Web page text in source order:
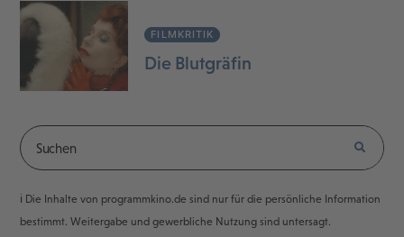
FILMKRITIK
Die Blutgräfin
ℹ️ Die Inhalte von programmkino.de sind nur für die persönliche Information
bestimmt. Weitergabe und gewerbliche Nutzung sind untersagt.